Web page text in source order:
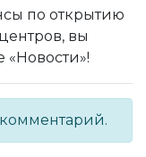
по открытию
вы
«Новости»!